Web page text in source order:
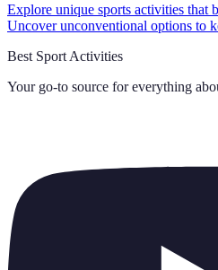
Explore unique sports activities that
Uncover unconventional options to
Best Sport Activities
Your go-to source for everything